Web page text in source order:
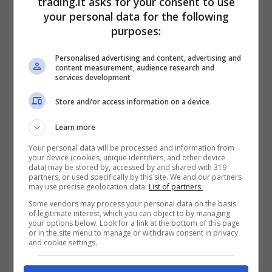
Carburanti, sconto prorogato di
30 centesimi di euro al 17 ottobre
2022: la situazione diesel e
benzina
your personal data for the following
purposes:
Personalised advertising and content, advertising and
content measurement, audience research and
services development
Store and/or access information on a device
Learn more
Your personal data will be processed and information from
your device (cookies, unique identifiers, and other device
data) may be stored by, accessed by and shared with 319
partners, or used specifically by this site. We and our partners
may use precise geolocation data. List of partners.
Some vendors may process your personal data on the basis
of legitimate interest, which you can object to by managing
your options below. Look for a link at the bottom of this page
or in the site menu to manage or withdraw consent in privacy
and cookie settings.